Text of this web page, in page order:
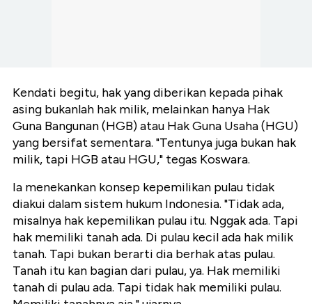
Kendati begitu, hak yang diberikan kepada pihak
asing bukanlah hak milik, melainkan hanya Hak
Guna Bangunan (HGB) atau Hak Guna Usaha (HGU)
yang bersifat sementara. "Tentunya juga bukan hak
milik, tapi HGB atau HGU," tegas Koswara.
Ia menekankan konsep kepemilikan pulau tidak
diakui dalam sistem hukum Indonesia. "Tidak ada,
misalnya hak kepemilikan pulau itu. Nggak ada. Tapi
hak memiliki tanah ada. Di pulau kecil ada hak milik
tanah. Tapi bukan berarti dia berhak atas pulau.
Tanah itu kan bagian dari pulau, ya. Hak memiliki
tanah di pulau ada. Tapi tidak hak memiliki pulau.